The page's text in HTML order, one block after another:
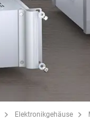
Elektronikgehäuse